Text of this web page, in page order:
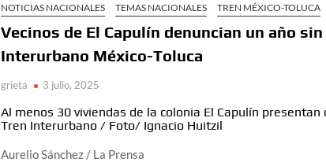
NOTICIAS NACIONALES
TEMAS NACIONALES TREN MÉXICO-TOLUCA
Vecinos de El Capulín denuncian un año
Interurbano México-Toluca
grieta 3 julio, 2025
Al menos 30 viviendas de la colonia El Capulín
Tren Interurbano / Foto/ Ignacio Huitzil
Aurelio Sánchez / La Prensa